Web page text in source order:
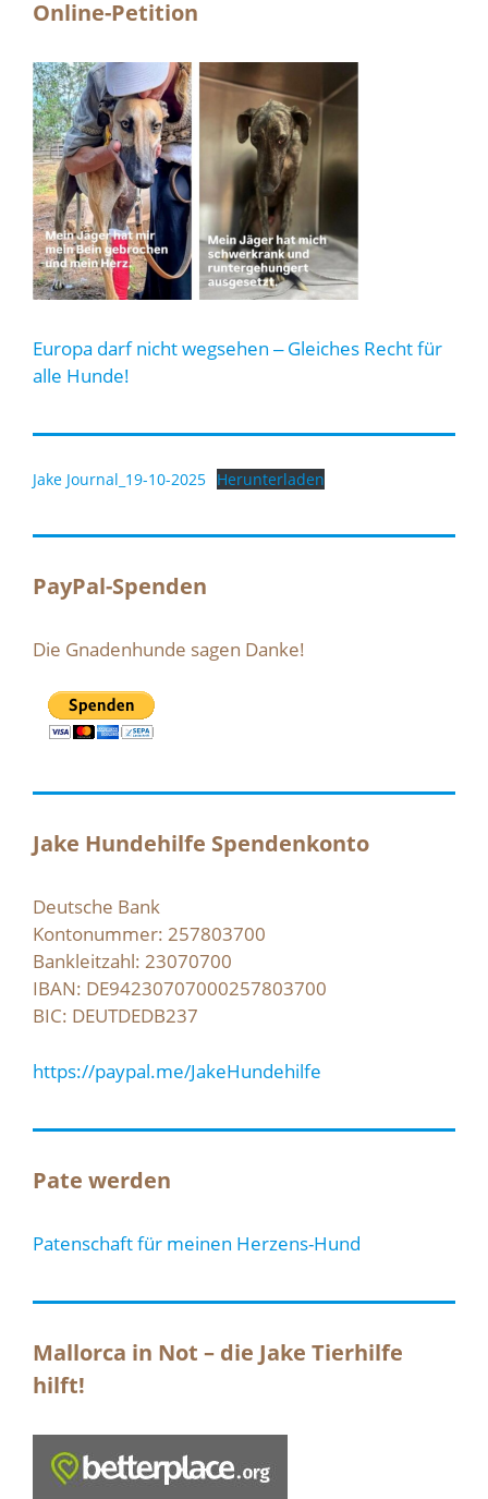
Online-Petition
Europa darf nicht wegsehen ‒ Gleiches Recht für
alle Hunde!
Jake Journal_19-10-2025 Herunterladen
PayPal-Spenden
Die Gnadenhunde sagen Danke!
Jake Hundehilfe Spendenkonto
Deutsche Bank
Kontonummer: 257803700
Bankleitzahl: 23070700
IBAN: DE94230707000257803700
BIC: DEUTDEDB237
https://paypal.me/JakeHundehilfe
Pate werden
Patenschaft für meinen Herzens-Hund
Mallorca in Not – die Jake Tierhilfe
hilft!